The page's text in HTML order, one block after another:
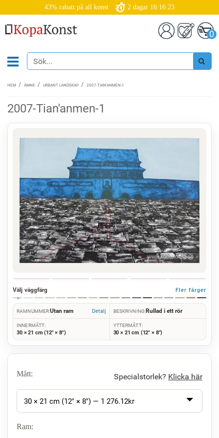
43% rabatt på all konst 2 dagar 16:16:23
0
HEM ÄMNE URBANT LANDSKAP 2007-TIAN'ANMEN-1
2007-Tian'anmen-1
Välj väggfärg Fler färger
RAMNUMMER:Utan ram Detalj BESKRIVNING:Rullad i ett rör
INNERMÅTT:
30 × 21 cm (12" × 8")
YTTERMÅTT:
30 × 21 cm (12" × 8")
Mått: Specialstorlek? Klicka här
30 × 21 cm (12" × 8") — 1 276.12kr
Ram: